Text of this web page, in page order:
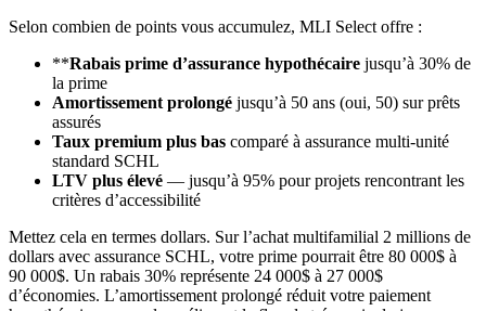
Selon combien de points vous accumulez, MLI Select offre :
**Rabais prime d’assurance hypothécaire jusqu’à 30% de
la prime
Amortissement prolongé jusqu’à 50 ans (oui, 50) sur prêts
assurés
Taux premium plus bas comparé à assurance multi-unité
standard SCHL
LTV plus élevé — jusqu’à 95% pour projets rencontrant les
critères d’accessibilité
Mettez cela en termes dollars. Sur l’achat multifamilial 2 millions de
dollars avec assurance SCHL, votre prime pourrait être 80 000$ à
90 000$. Un rabais 30% représente 24 000$ à 27 000$
d’économies. L’amortissement prolongé réduit votre paiement